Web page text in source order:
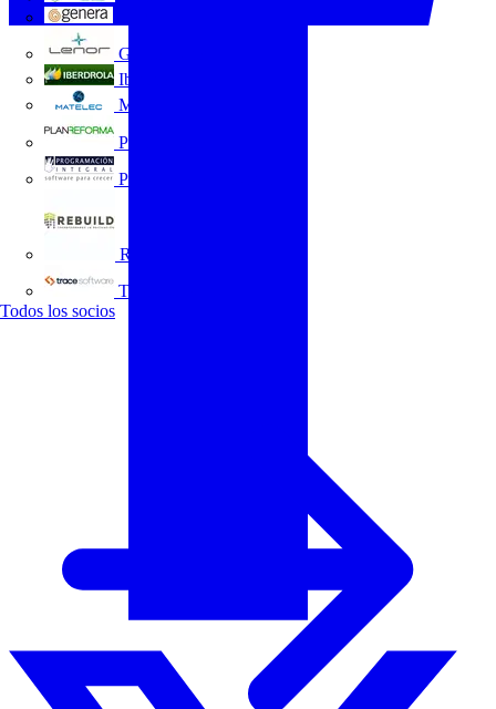
Grupo Lenor
Iberdrola
MATELEC
Plan Reforma
Programación Integral
REBUILD
Trace Software
Todos los socios